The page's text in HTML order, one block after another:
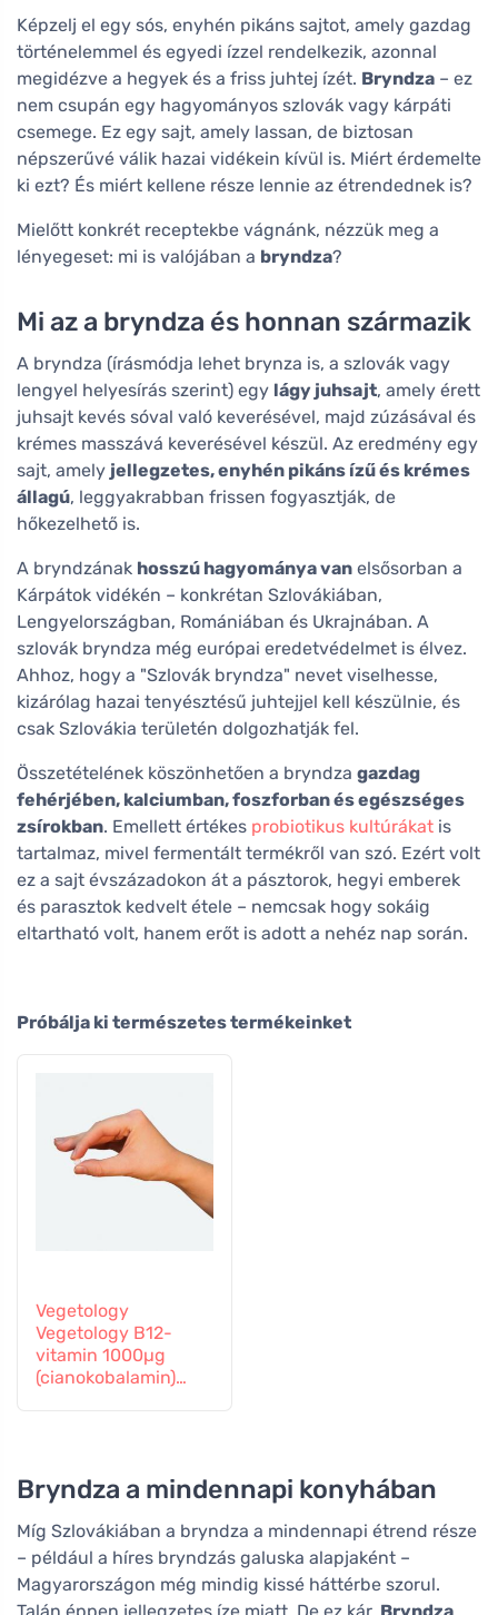
Képzelj el egy sós, enyhén pikáns sajtot, amely gazdag
történelemmel és egyedi ízzel rendelkezik, azonnal
megidézve a hegyek és a friss juhtej ízét. Bryndza – ez
nem csupán egy hagyományos szlovák vagy kárpáti
csemege. Ez egy sajt, amely lassan, de biztosan
népszerűvé válik hazai vidékein kívül is. Miért érdemelte
ki ezt? És miért kellene része lennie az étrendednek is?
Mielőtt konkrét receptekbe vágnánk, nézzük meg a
lényegeset: mi is valójában a bryndza?
Mi az a bryndza és honnan származik
A bryndza (írásmódja lehet brynza is, a szlovák vagy
lengyel helyesírás szerint) egy lágy juhsajt, amely érett
juhsajt kevés sóval való keverésével, majd zúzásával és
krémes masszává keverésével készül. Az eredmény egy
sajt, amely jellegzetes, enyhén pikáns ízű és krémes
állagú, leggyakrabban frissen fogyasztják, de
hőkezelhető is.
A bryndzának hosszú hagyománya van elsősorban a
Kárpátok vidékén – konkrétan Szlovákiában,
Lengyelországban, Romániában és Ukrajnában. A
szlovák bryndza még európai eredetvédelmet is élvez.
Ahhoz, hogy a "Szlovák bryndza" nevet viselhesse,
kizárólag hazai tenyésztésű juhtejjel kell készülnie, és
csak Szlovákia területén dolgozhatják fel.
Összetételének köszönhetően a bryndza gazdag
fehérjében, kalciumban, foszforban és egészséges
zsírokban. Emellett értékes probiotikus kultúrákat is
tartalmaz, mivel fermentált termékről van szó. Ezért volt
ez a sajt évszázadokon át a pásztorok, hegyi emberek
és parasztok kedvelt étele – nemcsak hogy sokáig
eltartható volt, hanem erőt is adott a nehéz nap során.
Próbálja ki természetes termékeinket
Vegetology
Vegetology B12-
vitamin 1000µg
(cianokobalamin)
Bryndza a mindennapi konyhában
Míg Szlovákiában a bryndza a mindennapi étrend része
– például a híres bryndzás galuska alapjaként –
Magyarországon még mindig kissé háttérbe szorul.